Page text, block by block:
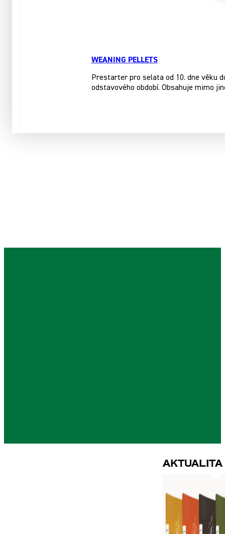
WEANING PELLETS
Prestarter pro selata od 10. dne věku
odstavového období. Obsahuje mimo
Aktualita